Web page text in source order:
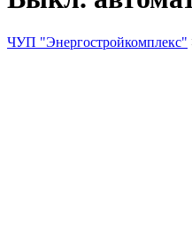
ЧУП "Энергостройкомплекс"